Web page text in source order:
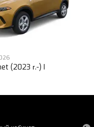
(2023 г.-) I